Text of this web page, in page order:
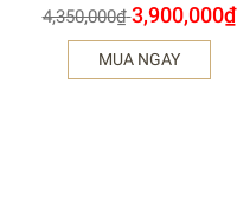
4,350,000₫ 3,900,000₫
MUA NGAY